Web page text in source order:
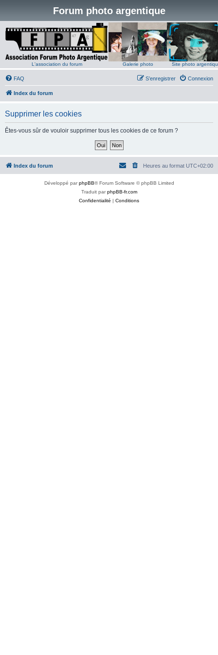
Forum photo argentique
L'association du forum Galerie photo Site photo
FAQ Connexion
S’enregistrer
Index du forum
Supprimer les cookies
Êtes-vous sûr de vouloir supprimer tous les cookies de ce forum ?
Index du forum Heures au format UTC+02:00
Développé parphpBB® Forum Software © phpBB Limited
Traduit parphpBB-fr.com
Confidentialité | Conditions